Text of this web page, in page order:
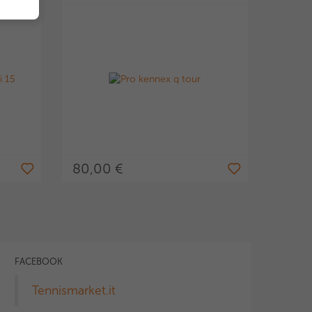
80,00 €
FACEBOOK
Tennismarket.it